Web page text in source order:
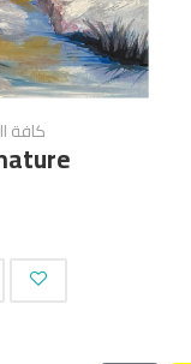
كافة